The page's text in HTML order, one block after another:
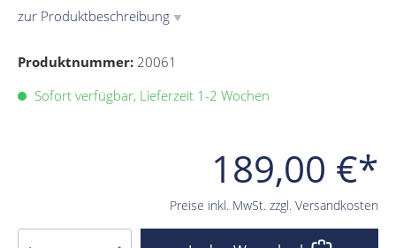
zur Produktbeschreibung ▼
Produktnummer: 20061
189,00 €*
Preise inkl. MwSt. zzgl. Versandkosten
Sofort verfügbar, Lieferzeit 1-2 Wochen